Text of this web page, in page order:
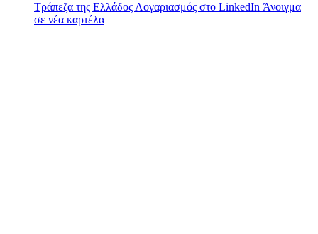
Τράπεζα της Ελλάδος Λογαριασμός στο LinkedIn Άνοιγμα
σε νέα καρτέλα